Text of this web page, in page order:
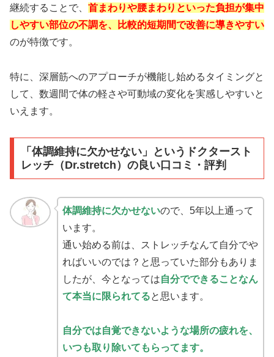
継続することで、 首まわりや腰まわりといった負担が集中
しやすい部位の不調を、比較的短期間で改善に導きやすい
のが特徴です。
特に、深層筋へのアプローチが機能し始めるタイミングと
して、数週間で体の軽さや可動域の変化を実感しやすいと
いえます。
「体調維持に欠かせない」というドクタースト
レッチ（Dr.stretch）の良い口コミ・評判
体調維持に欠かせないので、5年以上通って
います。
通い始める前は、ストレッチなんて自分でや
ればいいのでは？と思っていた部分もありま
したが、今となっては自分でできることなん
て本当に限られてると思います。
自分では自覚できないような場所の疲れを、
いつも取り除いてもらってます。